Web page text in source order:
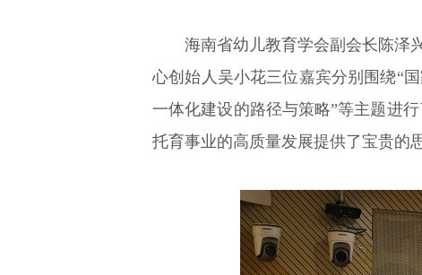
海南省幼儿教育学会副会长陈泽
心创始人吴小花三位嘉宾分别围绕“
一体化建设的路径与策略”等主题进
托育事业的高质量发展提供了宝贵的